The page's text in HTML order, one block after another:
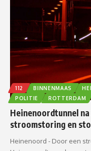
112 BINNENMAAS
POLITIE
ROTTERDAM
Heinenoordtunnel
stroomstoring en
Heinenoord - Door een